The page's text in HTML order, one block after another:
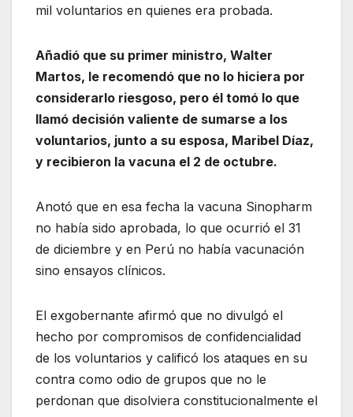
mil voluntarios en quienes era probada.
Añadió que su primer ministro, Walter
Martos, le recomendó que no lo hiciera por
considerarlo riesgoso, pero él tomó lo que
llamó decisión valiente de sumarse a los
voluntarios, junto a su esposa, Maribel Díaz,
y recibieron la vacuna el 2 de octubre.
Anotó que en esa fecha la vacuna Sinopharm
no había sido aprobada, lo que ocurrió el 31
de diciembre y en Perú no había vacunación
sino ensayos clínicos.
El exgobernante afirmó que no divulgó el
hecho por compromisos de confidencialidad
de los voluntarios y calificó los ataques en su
contra como odio de grupos que no le
perdonan que disolviera constitucionalmente el